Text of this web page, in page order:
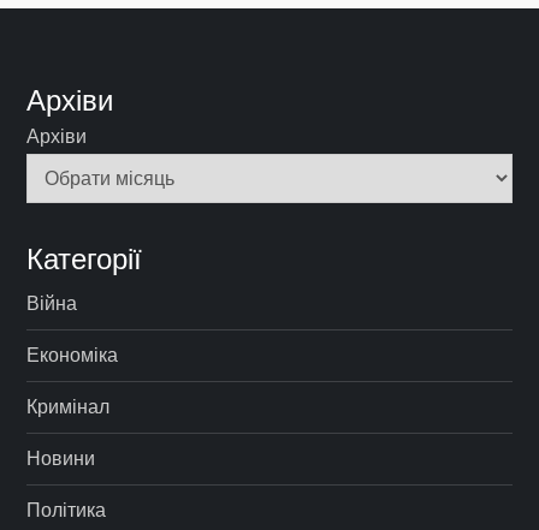
Архіви
Архіви
Категорії
Війна
Економіка
Кримінал
Новини
Політика